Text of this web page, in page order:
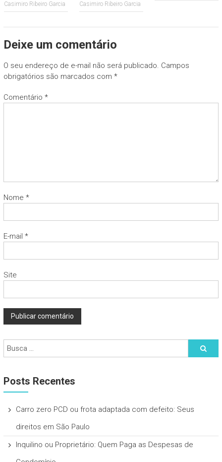
Casimiro Ribeiro Garcia Casimiro Ribeiro Garcia
Deixe um comentário
O seu endereço de e-mail não será publicado. Campos
obrigatórios são marcados com *
Comentário *
Nome *
E-mail *
Site
Posts Recentes
Carro zero PCD ou frota adaptada com defeito: Seus
direitos em São Paulo
Inquilino ou Proprietário: Quem Paga as Despesas de